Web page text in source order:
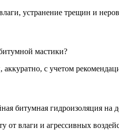
устранение трещин и
мастики?
с учетом
битумная гидроизоляция на
от влаги и агрессивных